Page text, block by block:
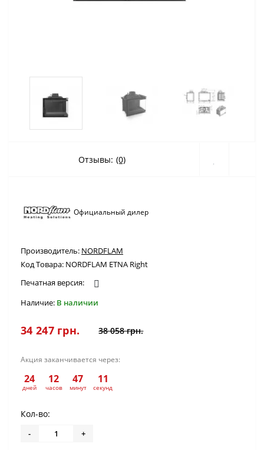
Отзывы: (0)
Производитель: NORDFLAM
Код Товара: NORDFLAM ETNA Right
Печатная версия:
Наличие: В наличии
34 247 грн. 38 058 грн.
Акция заканчивается через:
24
дней
12
часов
47
минут
11
секунд
Официальный дилер
Кол-во:
- +